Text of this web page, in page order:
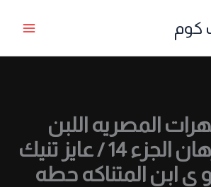
كوم
المصريه اللبن
الفلاحه نورهان الجزء 14 / عايز تنيك
ي ابن المتناكه حطه